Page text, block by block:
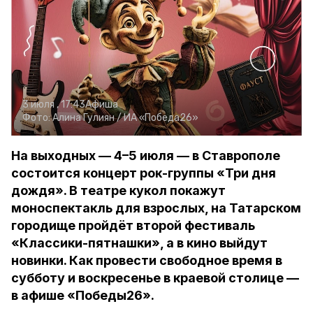
3 июля , 17:43Афиша
Фото:Алина Гулиян /ИА «Победа26»
На выходных — 4–5 июля — в Ставрополе
состоится концерт рок-группы «Три дня
дождя». В театре кукол покажут
моноспектакль для взрослых, на Татарском
городище пройдёт второй фестиваль
«Классики-пятнашки», а в кино выйдут
новинки. Как провести свободное время в
субботу и воскресенье в краевой столице —
в афише «Победы26».